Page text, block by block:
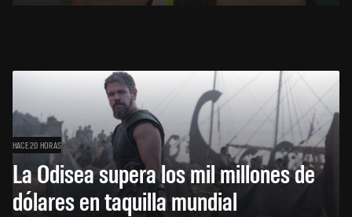
HACE 20 HORAS
La Odisea supera los mil millones de
dólares en taquilla mundial